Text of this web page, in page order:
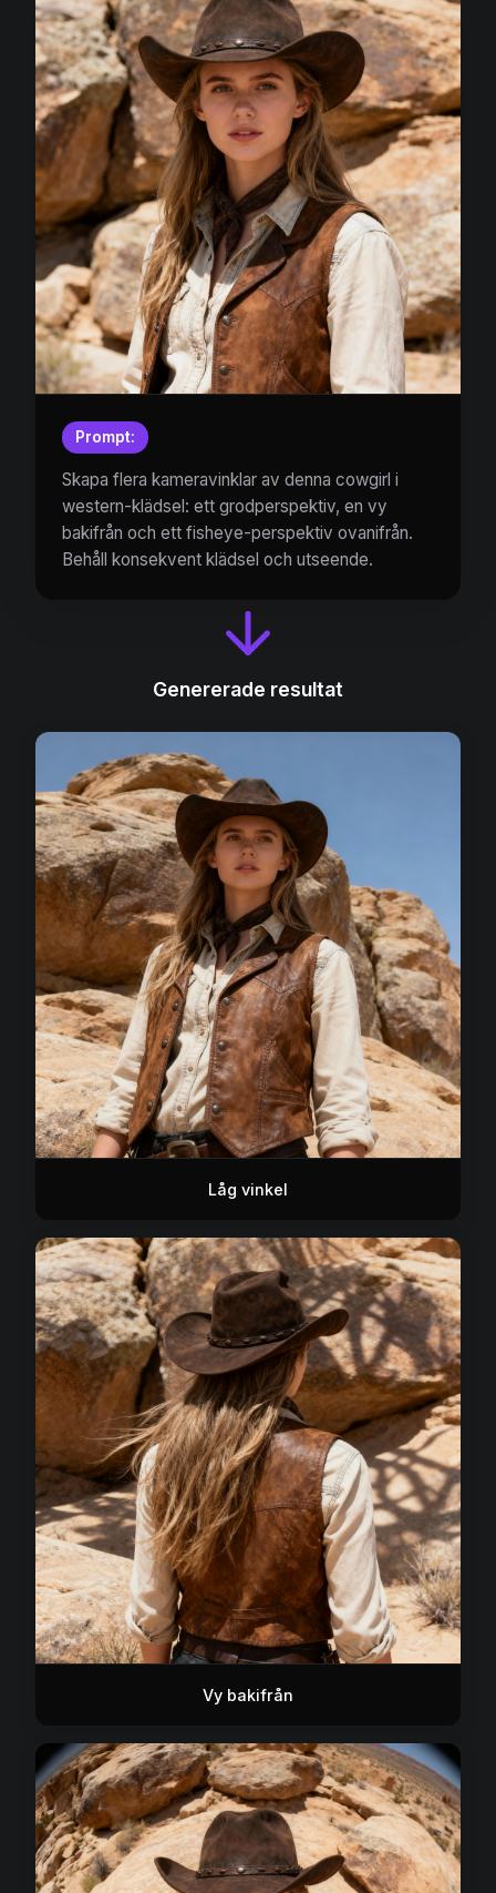
Prompt:
Skapa flera kameravinklar av denna cowgirl i
western-klädsel: ett grodperspektiv, en vy
bakifrån och ett fisheye-perspektiv ovanifrån.
Behåll konsekvent klädsel och utseende.
Genererade resultat
Låg vinkel
Vy bakifrån